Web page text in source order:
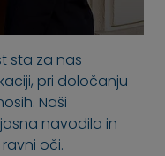
sta za nas
pri določanju
Naši
navodila in
oči.